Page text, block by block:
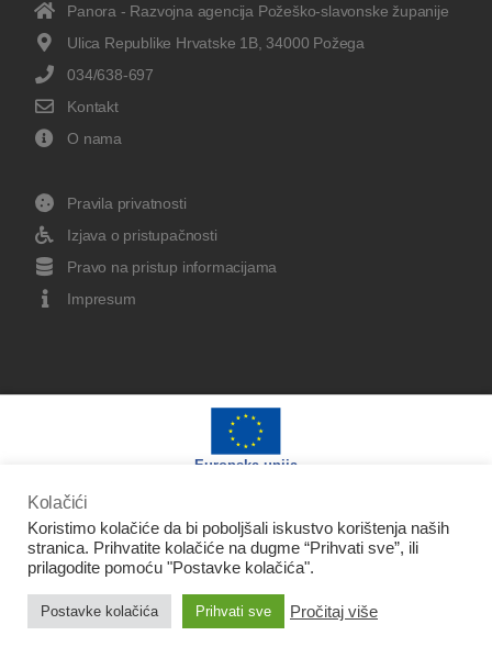
Panora - Razvojna agencija Požeško-slavonske županije
Ulica Republike Hrvatske 1B, 34000 Požega
034/638-697
Kontakt
O nama
Pravila privatnosti
Izjava o pristupačnosti
Pravo na pristup informacijama
Impresum
Europska unija
Europskog fonda za regionalni razvoj.
Kolačići
Koristimo kolačiće da bi poboljšali iskustvo korištenja naših
stranica. Prihvatite kolačiće na dugme “Prihvati sve”, ili
prilagodite pomoću "Postavke kolačića".
Postavke kolačića Prihvati sve Pročitaj više